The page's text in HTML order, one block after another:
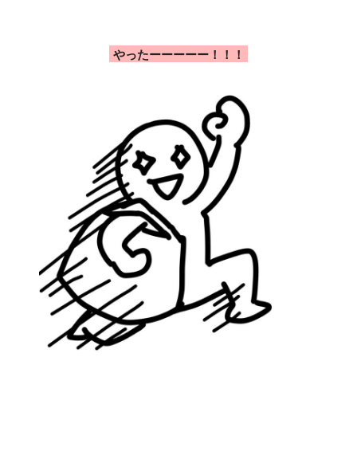
やったーーーーー！！！